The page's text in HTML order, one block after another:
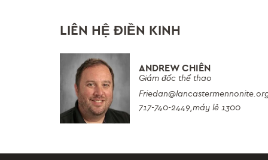
Mùa thu
BÓNG CHUYỀN NỮ
Mùa thu
BÓNG CHUYỀN NỮ JV
LIÊN HỆ ĐIỀN KINH
ANDREW CHIÊN
Giám đốc thể thao
Friedan
717-740-2449,máy lẻ 1300